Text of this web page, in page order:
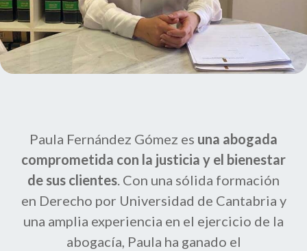
Paula Fernández Gómez es una abogada
comprometida con la justicia y el bienestar
de sus clientes. Con una sólida formación
en Derecho por Universidad de Cantabria y
una amplia experiencia en el ejercicio de la
abogacía, Paula ha ganado el